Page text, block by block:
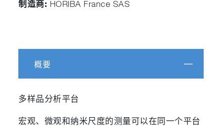
制造商: HORIBA France SAS
概要
多样品分析平台
宏观、微观和纳米尺度的测量可以在同一个平台